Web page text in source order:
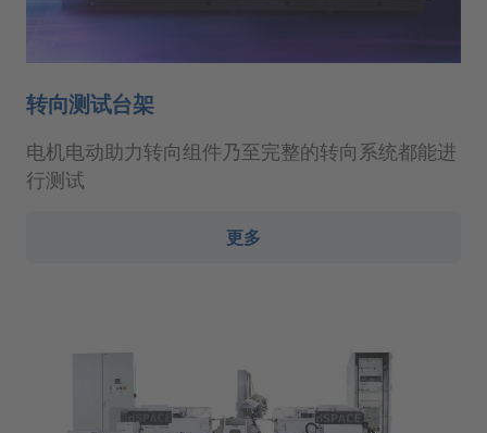
转向测试台架
电机电动助力转向组件乃至完整的转向系统都能进
行测试
更多